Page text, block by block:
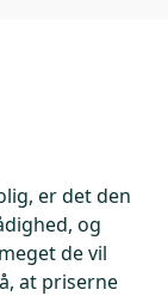
er det den
og
de vil
at priserne